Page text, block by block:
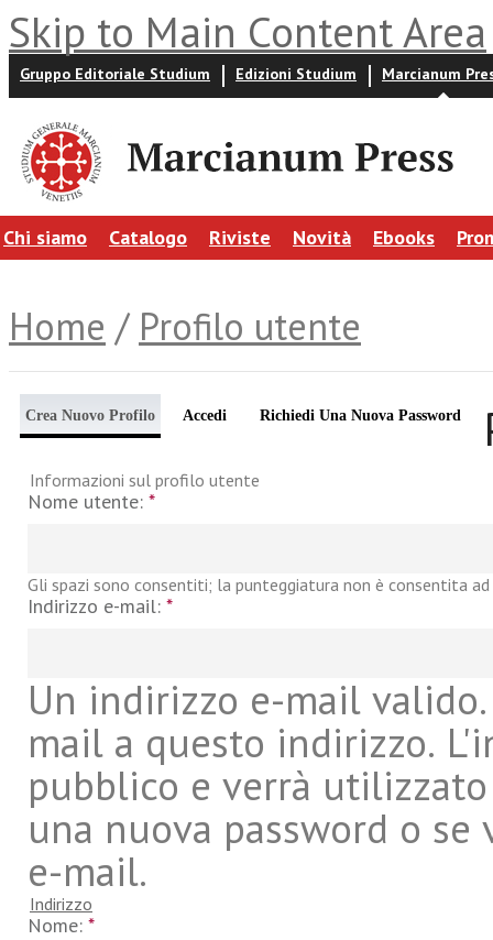
Skip to Main Content Area
Gruppo Editoriale Studium Edizioni Studium Marcianum
Chi siamo Catalogo Riviste Novità Ebooks
Home / Profilo utente
Crea Nuovo Profilo Accedi Richiedi Una Nuova Password
Informazioni sul profilo utente
Nome utente: *
Gli spazi sono consentiti; la punteggiatura non è consentita
Indirizzo e-mail: *
Un indirizzo e-mail
mail a questo indirizzo.
pubblico e verrà
una nuova password o
e-mail.
Indirizzo
Nome: *